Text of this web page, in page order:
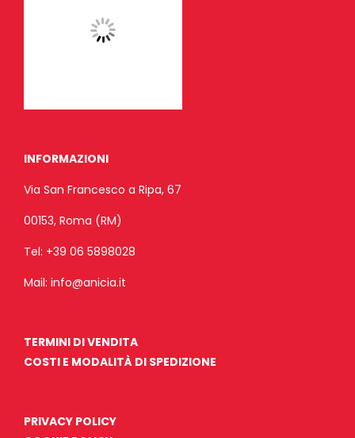
INFORMAZIONI
Via San Francesco a Ripa, 67
00153, Roma (RM)
Tel: +39 06 5898028
Mail: info@anicia.it
TERMINI DI VENDITA
COSTI E MODALITÀ DI SPEDIZIONE
PRIVACY POLICY